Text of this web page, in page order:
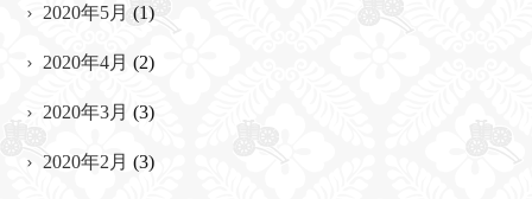
2020年5月 (1)
2020年4月 (2)
2020年3月 (3)
2020年2月 (3)